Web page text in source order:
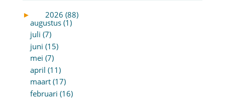
►
2026 (88)
augustus (1)
juli (7)
juni (15)
mei (7)
april (11)
maart (17)
februari (16)